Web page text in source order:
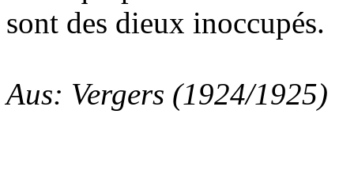
sont des dieux inoccupés.
Aus: Vergers (1924/1925)